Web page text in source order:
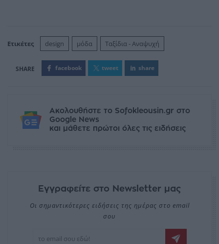
Ετικέτες design μόδα Ταξίδια - Αναψυχή
facebook tweet share
Ακολουθήστε το Sofokleousin.gr στο
Google News
και μάθετε πρώτοι όλες τις ειδήσεις
Εγγραφείτε στο Newsletter μας
Οι σημαντικότερες ειδήσεις της ημέρας στο email
σου